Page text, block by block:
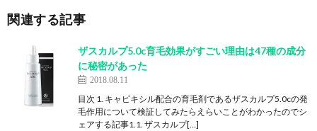
関連する記事
ザスカルプ5.0c育毛効果がすごい理由は47種の成分
に秘密があった
2018.08.11
目次 1. キャピキシル配合の育毛剤であるザスカルプ5.0cの発
毛作用について検証してみたらえらいことがわかったのでシ
ェアする記事1.1. ザスカルプ[…]